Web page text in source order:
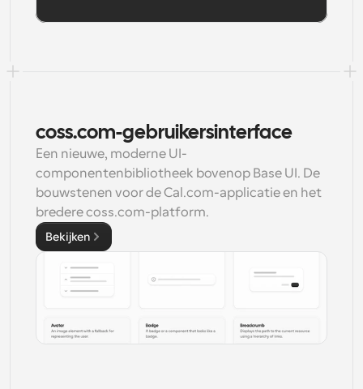
coss.com-gebruikersinterface
Een nieuwe, moderne UI-
componentenbibliotheek bovenop Base UI. De
bouwstenen voor de Cal.com-applicatie en het
bredere coss.com-platform.
Bekijken